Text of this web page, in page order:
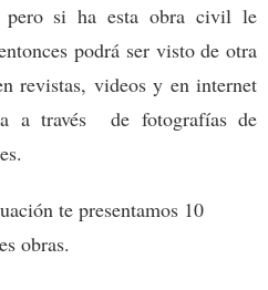
pero si ha esta obra civil le
podrá ser visto de otra
revistas, videos y en internet
a través de fotografías de
te presentamos 10
obras.